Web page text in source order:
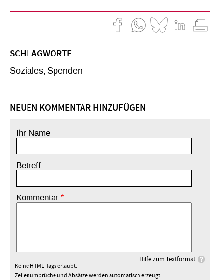
SCHLAGWORTE
Soziales Spenden
NEUEN KOMMENTAR HINZUFÜGEN
Ihr Name
Betreff
Kommentar
Hilfe zum Textformat
Keine HTML-Tags erlaubt.
Zeilenumbrüche und Absätze werden automatisch erzeugt.